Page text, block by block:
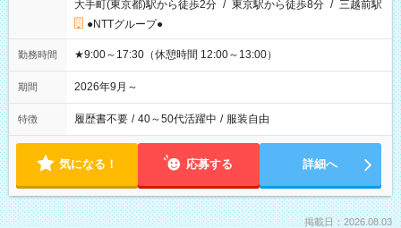
大手町(東京都)駅から徒歩2分 / 東京駅から徒歩8分 / 三越前駅
●NTTグループ●
勤務時間 ★9:00～17:30（休憩時間 12:00～13:00）
期間 2026年9月～
特徴 履歴書不要 / 40～50代活躍中 / 服装自由
気になる！ 応募する 詳細へ
掲載日：2026.08.03